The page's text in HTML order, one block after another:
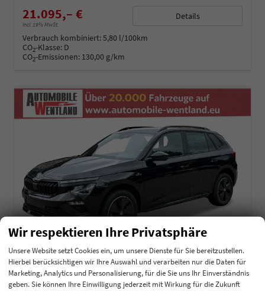
21.095,– €
incl. 19% MwSt.
Details
Verbrauch kombiniert:5,80 l/100km
CO2-Klasse: D
CO2-Emissionen: 130,00 g/km
Skoda Kamiq
Wir respektieren Ihre Privatsphäre
Unsere Website setzt Cookies ein, um unsere Dienste für Sie bereitzustellen.
Hierbei berücksichtigen wir Ihre Auswahl und verarbeiten nur die Daten für
Marketing, Analytics und Personalisierung, für die Sie uns Ihr Einverständnis
geben. Sie können Ihre Einwilligung jederzeit mit Wirkung für die Zukunft